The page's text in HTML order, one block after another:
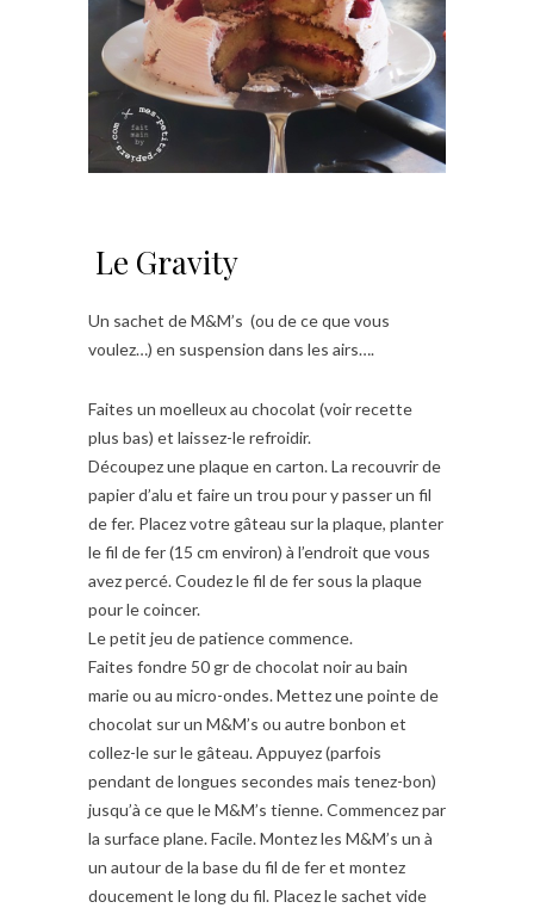
Le Gravity
Un sachet de M&M’s (ou de ce que vous
voulez…) en suspension dans les airs….
Faites un moelleux au chocolat (voir recette
plus bas) et laissez-le refroidir.
Découpez une plaque en carton. La recouvrir de
papier d’alu et faire un trou pour y passer un fil
de fer. Placez votre gâteau sur la plaque, planter
le fil de fer (15 cm environ) à l’endroit que vous
avez percé. Coudez le fil de fer sous la plaque
pour le coincer.
Le petit jeu de patience commence.
Faites fondre 50 gr de chocolat noir au bain
marie ou au micro-ondes. Mettez une pointe de
chocolat sur un M&M’s ou autre bonbon et
collez-le sur le gâteau. Appuyez (parfois
pendant de longues secondes mais tenez-bon)
jusqu’à ce que le M&M’s tienne. Commencez par
la surface plane. Facile. Montez les M&M’s un à
un autour de la base du fil de fer et montez
doucement le long du fil. Placez le sachet vide